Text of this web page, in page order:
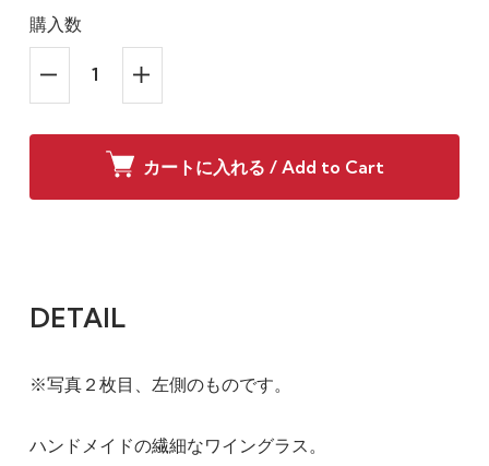
購入数
カートに入れる / Add to Cart
DETAIL
※写真２枚目、左側のものです。
ハンドメイドの繊細なワイングラス。